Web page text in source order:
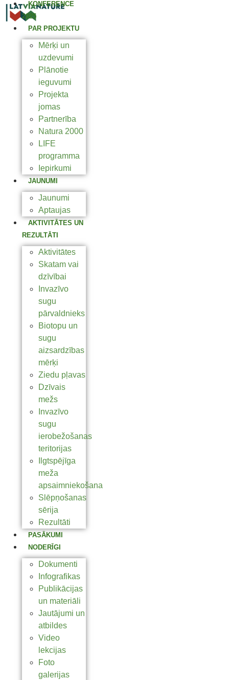
KONFERENCE
2025
PAR PROJEKTU
Mērķi un
uzdevumi
Plānotie
ieguvumi
Projekta
jomas
Partnerība
Natura 2000
LIFE
programma
Iepirkumi
JAUNUMI
Jaunumi
Aptaujas
AKTIVITĀTES UN
REZULTĀTI
Aktivitātes
Skatam vai
dzīvībai
Invazīvo
sugu
pārvaldnieks
Biotopu un
sugu
aizsardzības
mērķi
Ziedu pļavas
Dzīvais
mežs
Invazīvo
sugu
ierobežošanas
teritorijas
Ilgtspējīga
meža
apsaimniekošana
Slēpņošanas
sērija
Rezultāti
PASĀKUMI
NODERĪGI
Dokumenti
Infografikas
Publikācijas
un materiāli
Jautājumi un
atbildes
Video
lekcijas
Foto
galerijas